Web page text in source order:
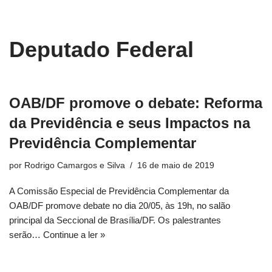
para
Deputado Federal
OAB/DF promove o debate: Reforma
da Previdência e seus Impactos na
Previdência Complementar
por Rodrigo Camargos e Silva 16 de maio de 2019
A Comissão Especial de Previdência Complementar da
OAB/DF promove debate no dia 20/05, às 19h, no salão
principal da Seccional de Brasília/DF. Os palestrantes
serão… Continue a ler »